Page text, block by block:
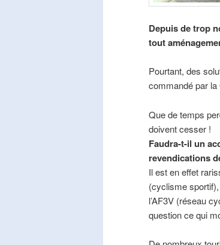
Depuis de trop
tout
Pourtant, des
commandé par
Que de temps
doivent cesser !
Faudra-t-il un
revendications
Il est en effet
(cyclisme
l’AF3V (réseau
question ce qui